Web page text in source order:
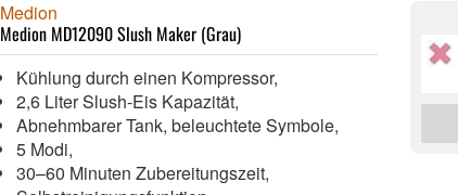
1x HDMI 2.0, 2x USB4, 1x USB 3.2 Gen 2, 1x
USB 3.2 Gen 1,
Windows® 11 Home 64 Bit,
Medion
Medion MD12090 Slush Maker (Grau)
Kühlung durch einen Kompressor,
2,6 Liter Slush-Eis Kapazität,
Abnehmbarer Tank, beleuchtete Symbole,
5 Modi,
30–60 Minuten Zubereitungszeit,